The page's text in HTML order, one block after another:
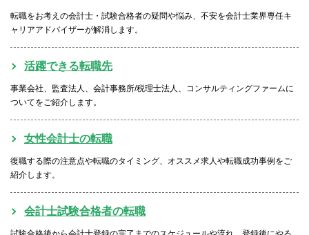
転職をお考えの会計士・試験合格者の疑問や悩み、不安を会計士業界専任キ
ャリアアドバイザーが解消します。
活躍できる転職先
事業会社、監査法人、会計事務所/税理士法人、コンサルティングファームに
ついてをご紹介します。
女性会計士の転職
復職する際の注意点や転職のタイミング、オススメ求人や転職成功事例をご
紹介します。
会計士試験合格者の転職